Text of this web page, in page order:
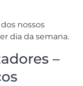
nossos
dia da semana.
–